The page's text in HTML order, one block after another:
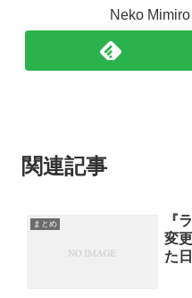
Neko
関連記事
まとめ
『
変
た日